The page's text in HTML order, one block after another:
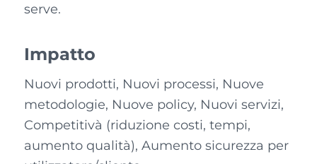
serve.
Impatto
Nuovi prodotti, Nuovi processi, Nuove
metodologie, Nuove policy, Nuovi servizi,
Competitivà (riduzione costi, tempi,
aumento qualità), Aumento sicurezza per